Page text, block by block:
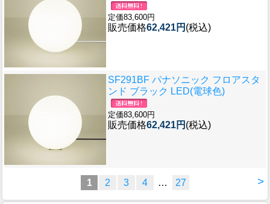
定価83,600円
販売価格62,421円 (税込)
SF291BF パナソニック フロアスタ
ンド ブラック LED(電球色)
定価83,600円
販売価格62,421円 (税込)
>
1 2 3 4 … 27